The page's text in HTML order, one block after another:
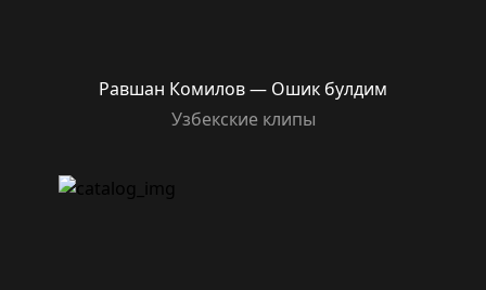
Равшан Комилов — Ошик булдим
Узбекские клипы